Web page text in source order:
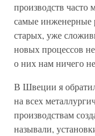
производств
самые инженерные
старых, уже
новых процессов
о них нам ничего
В Швеции я
на всех
производствам
называли,